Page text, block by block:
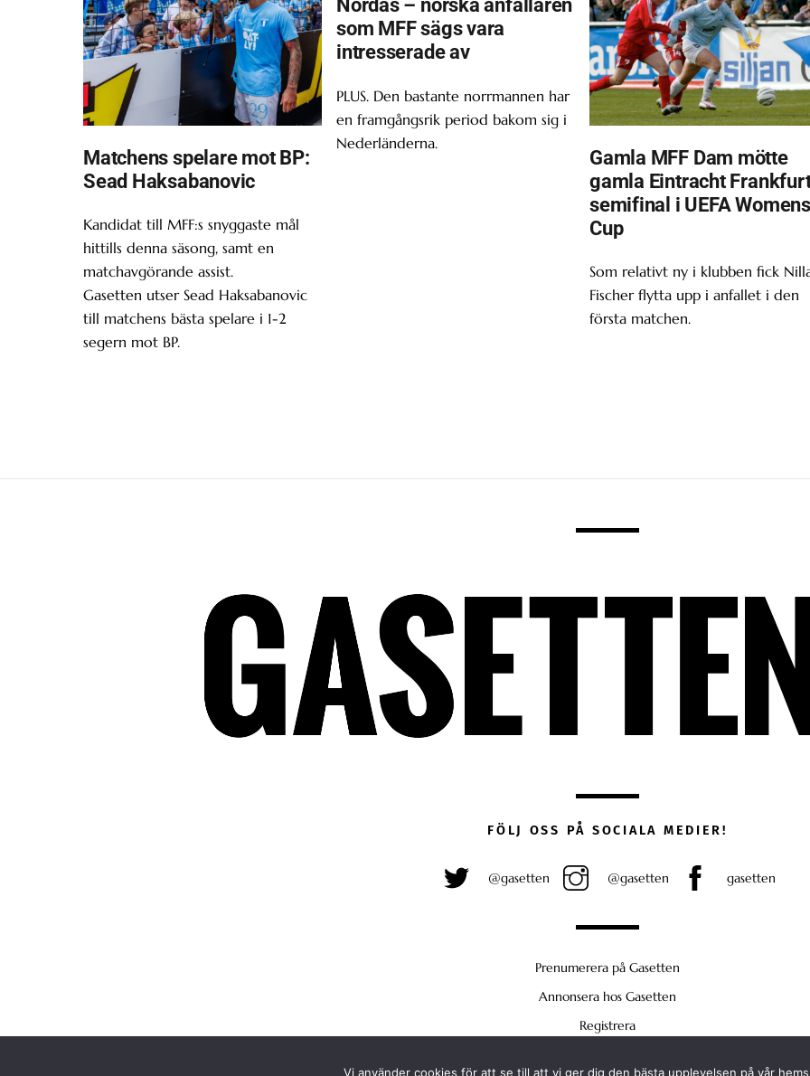
Matchens spelare mot BP:
Sead Haksabanovic
Kandidat till MFF:s snyggaste mål
hittills denna säsong, samt en
matchavgörande assist.
Gasetten utser Sead Haksabanovic
till matchens bästa spelare i 1-2
segern mot BP.
Nordås – norska anfallaren
som MFF sägs vara
intresserade av
PLUS. Den bastante norrmannen har
en framgångsrik period bakom sig i
Nederländerna.
Gamla MFF Dam mötte
gamla Eintracht
semifinal i UEFA Womens
Cup
Som relativt ny i klubben fick
Fischer flytta upp i anfallet i den
första matchen.
FÖLJ OSS PÅ SOCIALA MEDIER!
@gasetten @gasetten gasetten
Prenumerera på Gasetten
Annonsera hos Gasetten
Registrera
Vi använder cookies för att se till att vi ger dig den bästa upplevelsen på vår